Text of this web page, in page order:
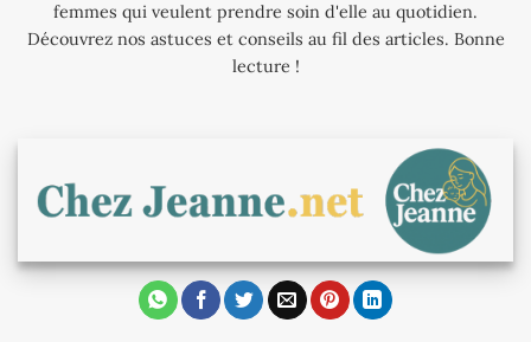
femmes qui veulent prendre soin d'elle au quotidien.
Découvrez nos astuces et conseils au fil des articles. Bonne
lecture !